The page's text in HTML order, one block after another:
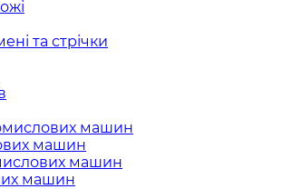
та стрічки
машин
машин
машин
машин